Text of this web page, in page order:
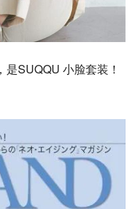
SUQQU 小脸套装！